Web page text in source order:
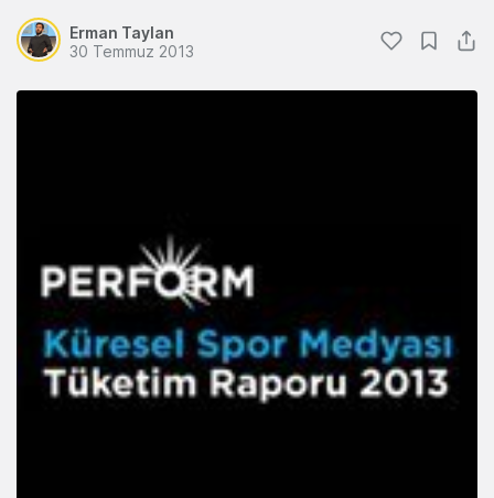
Erman Taylan
30 Temmuz 2013